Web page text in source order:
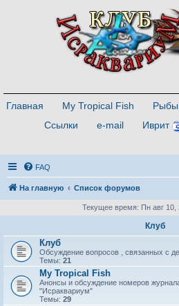
Главная My Tropical Fish Рыбы
Ссылки
e-mail Иврит
FAQ
На главную Список форумов
Текущее время: Пн авг 10,
Клуб
Клуб
Обсуждение вопросов , связанных с
Темы: 21
My Tropical Fish
Анонсы и обсуждение номеров
"Исраквариум"
Темы: 29